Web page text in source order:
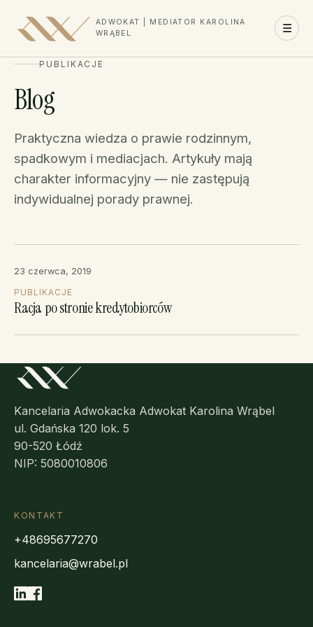
ADWOKAT | MEDIATOR KAROLINA
WRĄBEL
☰
PUBLIKACJE
Blog
Praktyczna wiedza o prawie rodzinnym,
spadkowym i mediacjach. Artykuły mają
charakter informacyjny — nie zastępują
indywidualnej porady prawnej.
23 czerwca, 2019
PUBLIKACJE
Racja po stronie kredytobiorców
Kancelaria Adwokacka Adwokat Karolina Wrąbel
ul. Gdańska 120 lok. 5
90-520 Łódź
NIP: 5080010806
KONTAKT
+48695677270
kancelaria@wrabel.pl